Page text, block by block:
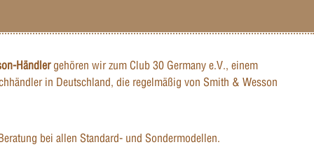
Händlergehören wir zum Club 30 Germany e.V., einem
in Deutschland, die regelmäßig von Smith & Wesson
bei allen Standard- und Sondermodellen.